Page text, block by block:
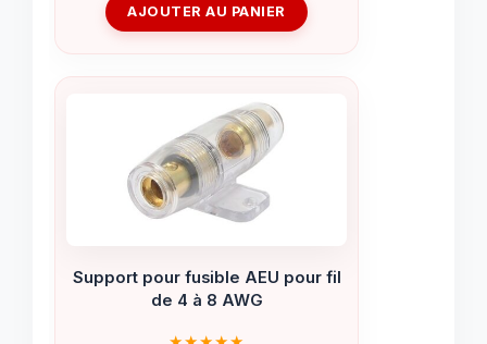
AJOUTER AU PANIER
Support pour fusible AEU pour fil
de 4 à 8 AWG